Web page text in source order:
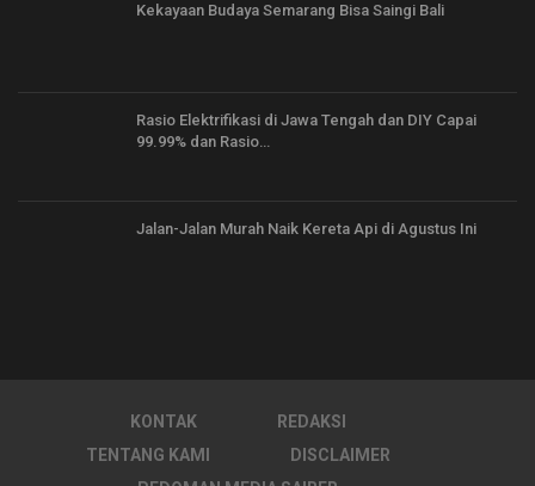
Kekayaan Budaya Semarang Bisa Saingi Bali
Rasio Elektrifikasi di Jawa Tengah dan DIY Capai
99.99% dan Rasio…
Jalan-Jalan Murah Naik Kereta Api di Agustus Ini
KONTAK
REDAKSI
TENTANG KAMI
DISCLAIMER